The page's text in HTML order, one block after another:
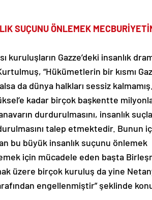
SUÇUNU ÖNLEMEK
Gazze’deki insanlık
“Hükümetlerin bir kısmı
da dünya halkları sessiz kalmamış.
kadar birçok başkentte
durdurulmasını, insanlık
talep etmektedir. Bunun
bu büyük insanlık suçunu önlemek
için mücadele eden başta
üzere birçok kuruluş da yine
engellenmiştir” şeklinde